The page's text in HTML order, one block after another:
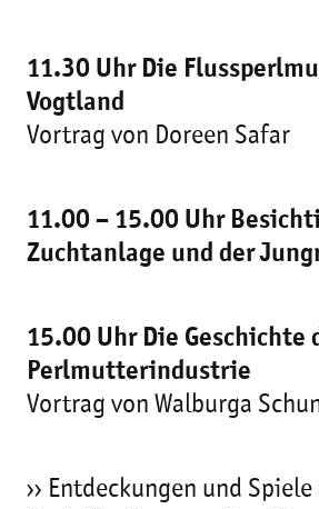
11.30 Uhr Die
Vogtland
Vortrag von Doreen Safar
11.00 – 15.00 Uhr
Zuchtanlage und der
15.00 Uhr Die Geschichte
Perlmutterindustrie
Vortrag von Walburga
›› Entdeckungen und Spiele